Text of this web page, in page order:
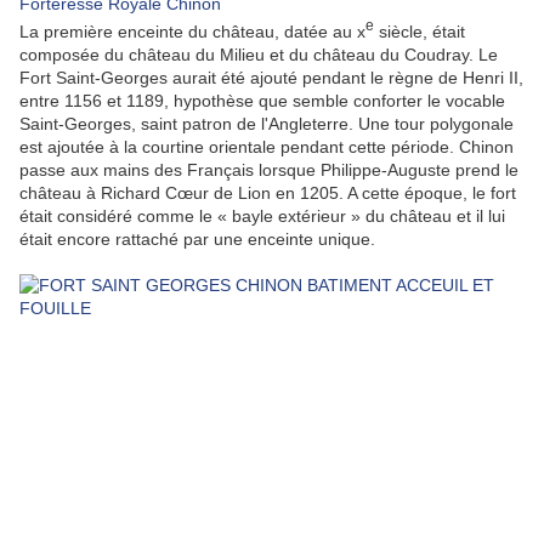
La première enceinte du château, datée au xe siècle, était
composée du château du Milieu et du château du Coudray. Le
Fort Saint-Georges aurait été ajouté pendant le règne de Henri II,
entre 1156 et 1189, hypothèse que semble conforter le vocable
Saint-Georges, saint patron de l'Angleterre. Une tour polygonale
est ajoutée à la courtine orientale pendant cette période. Chinon
passe aux mains des Français lorsque Philippe-Auguste prend le
château à Richard Cœur de Lion en 1205. A cette époque, le fort
était considéré comme le « bayle extérieur » du château et il lui
était encore rattaché par une enceinte unique.